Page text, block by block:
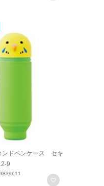
ンドペンケース セキ
9